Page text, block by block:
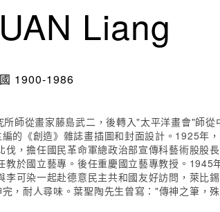
Liang
1900-1986
師從畫家藤島武二，後轉入"太平洋畫會"師
的《創造》雜誌畫插圖和封面設計。1925年
，擔任國民革命軍總政治部宣傳科藝術股股
於國立藝專。後任重慶國立藝專教授。1945
可染一起赴德意民主共和國友好訪問，萊比
，耐人尋味。葉聖陶先生曾寫："傳神之筆，